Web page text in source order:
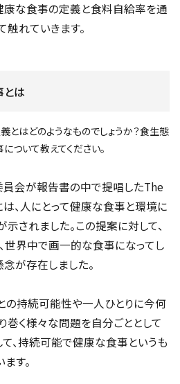
康な食事の定義と食料自給率を通
れていきます。
は
はどのようなものでしょうか？食生態
ついて教えてください。
員会が報告書の中で提唱したThe
、人にとって健康な食事と環境に
されました。この提案に対して、
世界中で画一的な食事になってし
が存在しました。
の持続可能性や一人ひとりに今何
巻く様々な問題を自分ごととして
、持続可能で健康な食事というも
す。